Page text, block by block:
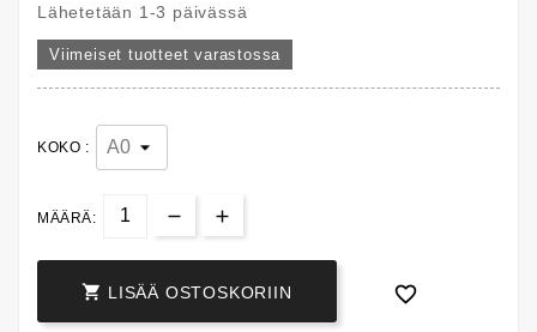
Lähetetään 1-3 päivässä
Viimeiset tuotteet varastossa
KOKO :
MÄÄRÄ:
 LISÄÄ OSTOSKORIIN 